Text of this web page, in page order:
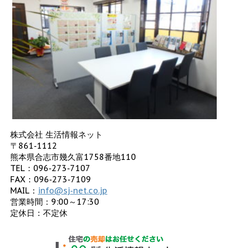
株式会社 生活情報ネット
〒861-1112
熊本県合志市幾久富1758番地110
TEL： 096-273-7107
FAX：096-273-7109
MAIL： info@sj-net.co.jp
営業時間：9:00～17:30
定休日：不定休